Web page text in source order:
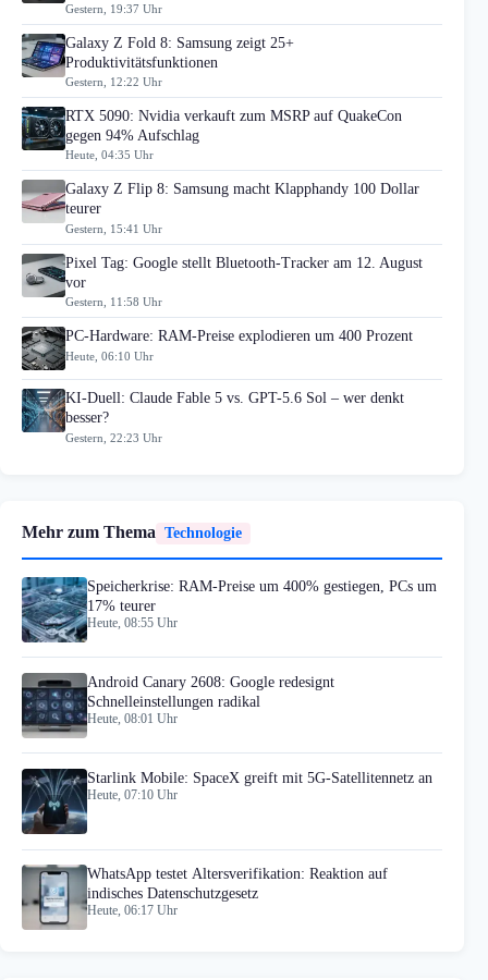
Gestern, 19:37 Uhr
Galaxy Z Fold 8: Samsung zeigt 25+
Produktivitätsfunktionen
Gestern, 12:22 Uhr
RTX 5090: Nvidia verkauft zum MSRP auf QuakeCon
gegen 94% Aufschlag
Heute, 04:35 Uhr
Galaxy Z Flip 8: Samsung macht Klapphandy 100 Dollar
teurer
Gestern, 15:41 Uhr
Pixel Tag: Google stellt Bluetooth-Tracker am 12. August
vor
Gestern, 11:58 Uhr
PC-Hardware: RAM-Preise explodieren um 400 Prozent
Heute, 06:10 Uhr
KI-Duell: Claude Fable 5 vs. GPT-5.6 Sol – wer denkt
besser?
Gestern, 22:23 Uhr
Mehr zum Thema Technologie
Speicherkrise: RAM-Preise um 400% gestiegen, PCs um
17% teurer
Heute, 08:55 Uhr
Android Canary 2608: Google redesignt
Schnelleinstellungen radikal
Heute, 08:01 Uhr
Starlink Mobile: SpaceX greift mit 5G-Satellitennetz an
Heute, 07:10 Uhr
WhatsApp testet Altersverifikation: Reaktion auf
indisches Datenschutzgesetz
Heute, 06:17 Uhr